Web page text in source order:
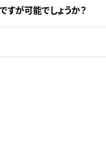
すが可能でしょうか？